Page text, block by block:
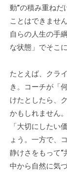
ー
チ
の
成
エ
グ
ゼ
ク
テ
ィ
ブ
コ
動”の積み重ねだ
ことはできませ
自らの人生の手
な状態」でそこ
たとえば、クラ
き。コーチが「
けたとしたら、
かもしれません
「大切にしたい
ょう。一方で、
静けさをもって“
中から自然に気